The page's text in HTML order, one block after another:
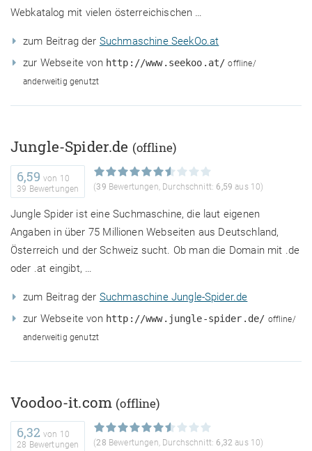
Webkatalog mit vielen österreichischen …
zum Beitrag der Suchmaschine SeekOo.at
zur Webseite von http://www.seekoo.at/ offline/
anderweitig genutzt
Jungle-Spider.de (offline)
6,59 von 10
39 Bewertungen
(39 Bewertungen, Durchschnitt: 6,59 aus 10)
Jungle Spider ist eine Suchmaschine, die laut eigenen
Angaben in über 75 Millionen Webseiten aus Deutschland,
Österreich und der Schweiz sucht. Ob man die Domain mit .de
oder .at eingibt, …
zum Beitrag der Suchmaschine Jungle-Spider.de
zur Webseite von http://www.jungle-spider.de/ offline/
anderweitig genutzt
Voodoo-it.com (offline)
6,32 von 10
28 Bewertungen
(28 Bewertungen, Durchschnitt: 6,32aus 10)